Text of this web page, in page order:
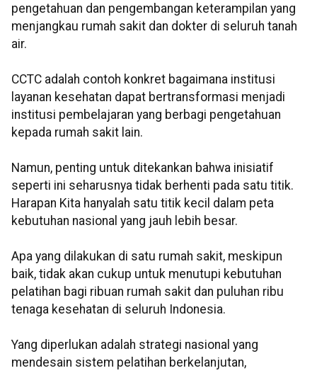
pengetahuan dan pengembangan keterampilan yang
menjangkau rumah sakit dan dokter di seluruh tanah
air.
CCTC adalah contoh konkret bagaimana institusi
layanan kesehatan dapat bertransformasi menjadi
institusi pembelajaran yang berbagi pengetahuan
kepada rumah sakit lain.
Namun, penting untuk ditekankan bahwa inisiatif
seperti ini seharusnya tidak berhenti pada satu titik.
Harapan Kita hanyalah satu titik kecil dalam peta
kebutuhan nasional yang jauh lebih besar.
Apa yang dilakukan di satu rumah sakit, meskipun
baik, tidak akan cukup untuk menutupi kebutuhan
pelatihan bagi ribuan rumah sakit dan puluhan ribu
tenaga kesehatan di seluruh Indonesia.
Yang diperlukan adalah strategi nasional yang
mendesain sistem pelatihan berkelanjutan,